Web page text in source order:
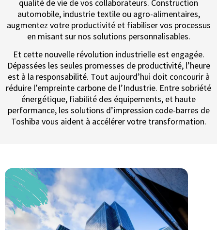
qualité de vie de vos collaborateurs. Construction
automobile, industrie textile ou agro-alimentaires,
augmentez votre productivité et fiabiliser vos processus
en misant sur nos solutions personnalisables.
Et cette nouvelle révolution industrielle est engagée.
Dépassées les seules promesses de productivité, l’heure
est à la responsabilité. Tout aujourd’hui doit concourir à
réduire l’empreinte carbone de l’Industrie. Entre sobriété
énergétique, fiabilité des équipements, et haute
performance, les solutions d’impression code-barres de
Toshiba vous aident à accélérer votre transformation.